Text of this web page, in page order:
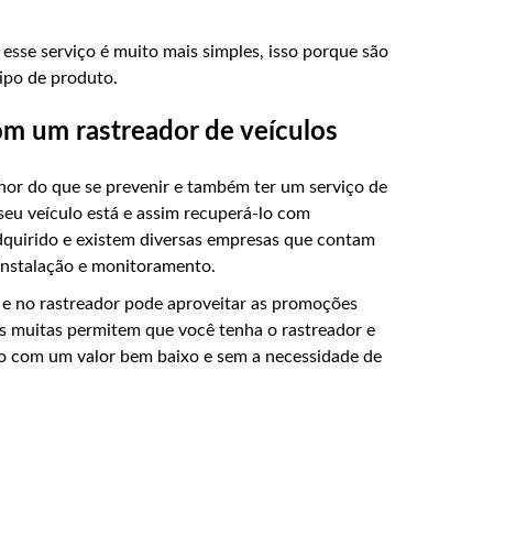
serviço é muito mais simples, isso porque são
de produto.
um rastreador de veículos
do que se prevenir e também ter um serviço de
veículo está e assim recuperá-lo com
e existem diversas empresas que contam
e monitoramento.
no rastreador pode aproveitar as promoções
muitas permitem que você tenha o rastreador e
um valor bem baixo e sem a necessidade de